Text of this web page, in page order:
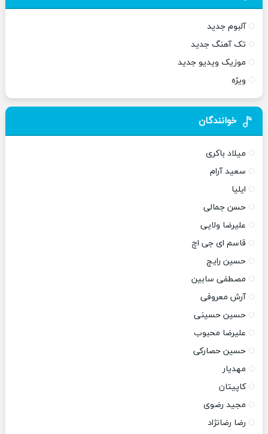
آلبوم جدید
تک آهنگ جدید
موزیک ویدیو جدید
ویژه
خوانندگان
میلاد باکری
سعید آرام
ایلیا
حسن جمالی
علیرضا ولایی
قاسم ای جی اچ
حسین رایج
مصطفی سابین
آرش معروفی
حسین حسینی
علیرضا محبوب
حسین حصارکی
مهدیار
کاپیتان
مجید رضوی
رضا رضانژاد